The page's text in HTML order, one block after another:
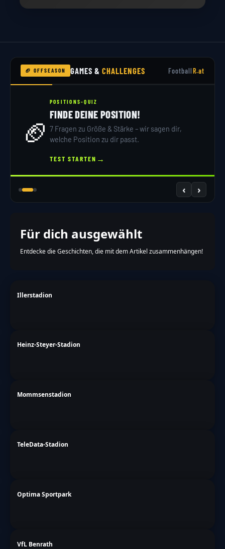
🏈 OFFSEASON GAMES &CHALLENGES FootballR.at
🏈
POSITIONS-QUIZ
FINDE DEINE POSITION!
7 Fragen zu Größe & Stärke – wir sagen dir,
welche Position zu dir passt.
TEST STARTEN →
‹ ›
Für dich ausgewählt
Entdecke die Geschichten, die mit dem Artikel zusammenhängen!
Illerstadion
Heinz-Steyer-Stadion
Mommsenstadion
TeleData-Stadion
Optima Sportpark
VfL Benrath